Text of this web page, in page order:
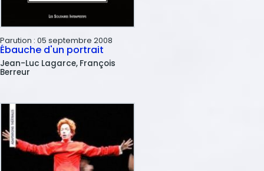
Parution : 05 septembre 2008
Ébauche d'un portrait
Jean-Luc Lagarce François
Berreur